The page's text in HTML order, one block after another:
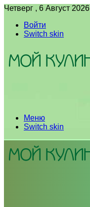
Четверг , 6 Август 2026
Войти
Switch skin
Меню
Switch skin